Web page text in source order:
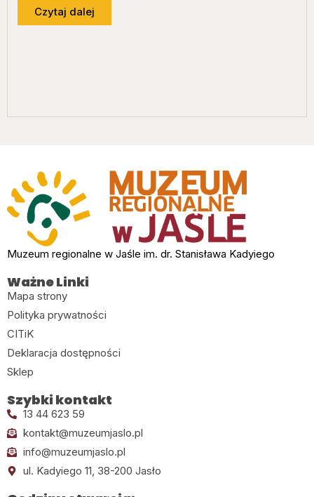
Czytaj dalej
Muzeum regionalne w Jaśle im. dr. Stanisława Kadyiego
Ważne Linki
Mapa strony
Polityka prywatności
CITiK
Deklaracja dostępności
Sklep
Szybki kontakt
13 44 623 59
kontakt@muzeumjaslo.pl
info@muzeumjaslo.pl
ul. Kadyiego 11, 38-200 Jasło